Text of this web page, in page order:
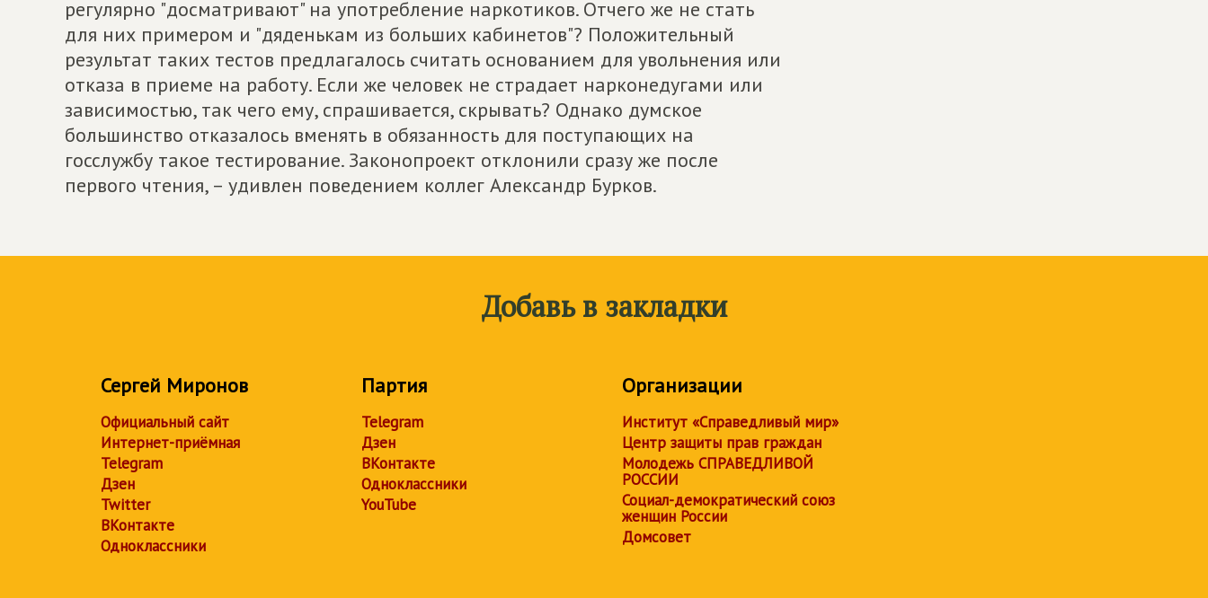
регулярно "досматривают" на употребление наркотиков. Отчего же не стать
для них примером и "дяденькам из больших кабинетов"? Положительный
результат таких тестов предлагалось считать основанием для увольнения или
отказа в приеме на работу. Если же человек не страдает нарконедугами или
зависимостью, так чего ему, спрашивается, скрывать? Однако думское
большинство отказалось вменять в обязанность для поступающих на
госслужбу такое тестирование. Законопроект отклонили сразу же после
первого чтения, – удивлен поведением коллег Александр Бурков.
Добавь в закладки
Сергей Миронов
Официальный сайт
Интернет-приёмная
Telegram
Дзен
Twitter
ВКонтакте
Одноклассники
Партия
Telegram
Дзен
ВКонтакте
Одноклассники
YouTube
Организации
Институт «Справедливый мир»
Центр защиты прав граждан
Молодежь СПРАВЕДЛИВОЙ
РОССИИ
Социал-демократический союз
женщин России
Домсовет